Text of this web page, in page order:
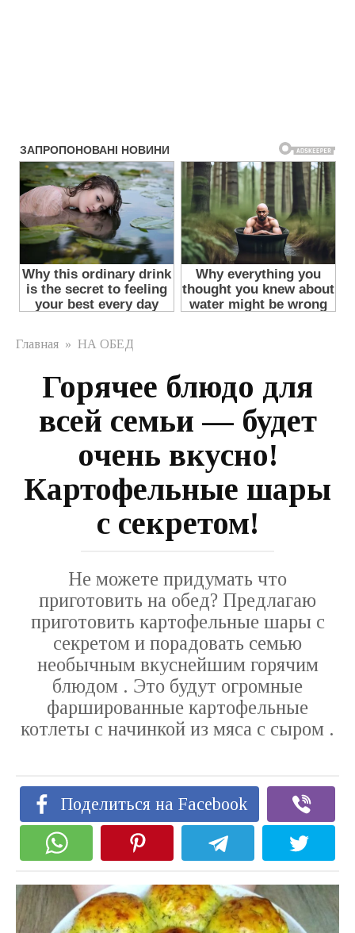
Главная » НА ОБЕД
Горячее блюдо для
всей семьи — будет
очень вкусно!
Картофельные шары
с секретом!
Не можете придумать что
приготовить на обед? Предлагаю
приготовить картофельные шары с
секретом и порадовать семью
необычным вкуснейшим горячим
блюдом . Это будут огромные
фаршированные картофельные
котлеты с начинкой из мяса с сыром .
Поделиться на Facebook